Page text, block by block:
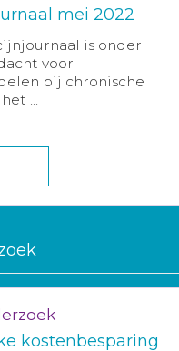
mei 2022
is onder
voor
bij chronische
...
kostenbesparing